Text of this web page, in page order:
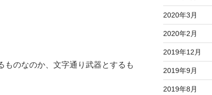
のなのか、文字通り武器とするも
2020年3月
2020年2月
2019年12月
2019年9月
2019年8月